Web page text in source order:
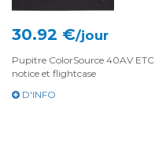
30.92 €/jour
Pupitre ColorSource 40AV ETC
notice et flightcase
D'INFO